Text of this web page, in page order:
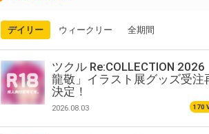
デイリー ウィークリー 全期間
ツクル Re:COLLECTION 2026
龍敬」イラスト展グッズ受注
決定！
2026.08.03 170